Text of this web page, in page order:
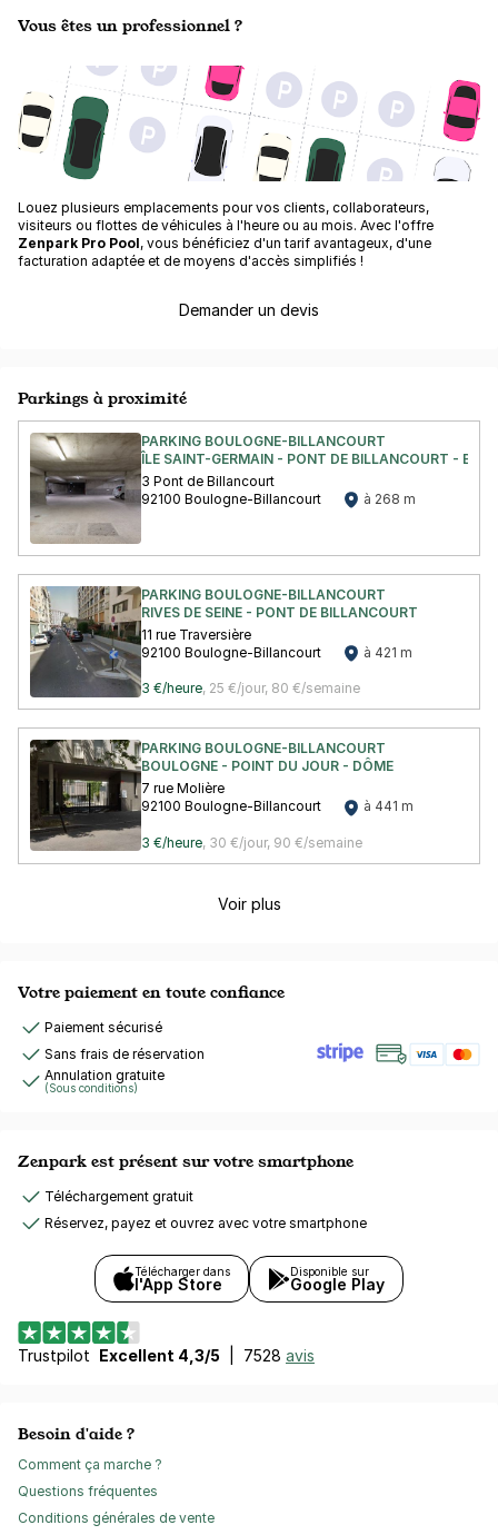
Vous êtes un professionnel ?
Louez plusieurs emplacements pour vos clients, collaborateurs,
visiteurs ou flottes de véhicules à l'heure ou au mois. Avec l'offre
Zenpark Pro Pool, vous bénéficiez d'un tarif avantageux, d'une
facturation adaptée et de moyens d'accès simplifiés !
Demander un devis
Parkings à proximité
PARKING BOULOGNE-BILLANCOURT
ÎLE SAINT-GERMAIN - PONT DE BILLANCOURT -
3 Pont de Billancourt
92100 Boulogne-Billancourt
à 268 m
PARKING BOULOGNE-BILLANCOURT
RIVES DE SEINE - PONT DE BILLANCOURT
11 rue Traversière
92100 Boulogne-Billancourt
à 421 m
3 €/heure, 25 €/jour, 80 €/semaine
PARKING BOULOGNE-BILLANCOURT
BOULOGNE - POINT DU JOUR - DÔME
7 rue Molière
92100 Boulogne-Billancourt
à 441 m
3 €/heure, 30 €/jour, 90 €/semaine
Voir plus
Votre paiement en toute confiance
Paiement sécurisé
Sans frais de réservation
Annulation gratuite
(Sous conditions)
Zenpark est présent sur votre smartphone
Téléchargement gratuit
Réservez, payez et ouvrez avec votre smartphone
Télécharger dans
l'App Store
Disponible sur
Google Play
Trustpilot Excellent 4,3/5 7528 avis
Besoin d'aide ?
Comment ça marche ?
Questions fréquentes
Conditions générales de vente